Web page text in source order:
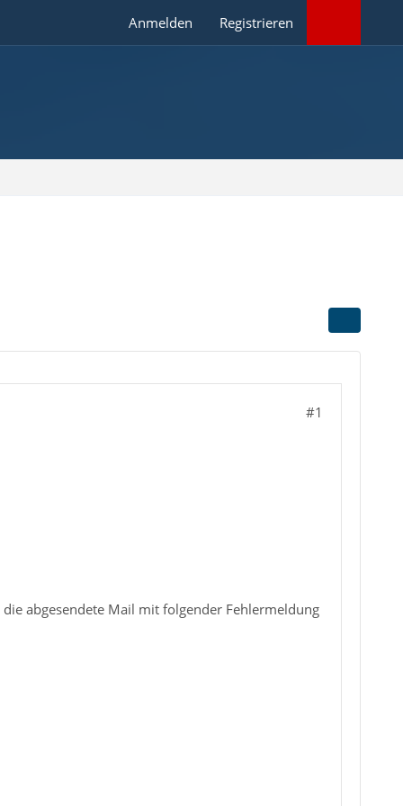
Anmelden Registrieren
#1
abgesendete Mail mit folgender Fehlermeldung